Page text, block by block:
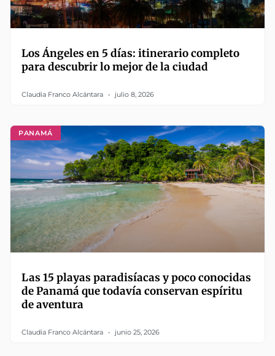
Los Ángeles en 5 días: itinerario completo
para descubrir lo mejor de la ciudad
Claudia Franco Alcántara julio 8, 2026
PANAMÁ
Las 15 playas paradisíacas y poco conocidas
de Panamá que todavía conservan espíritu
de aventura
Claudia Franco Alcántara junio 25, 2026